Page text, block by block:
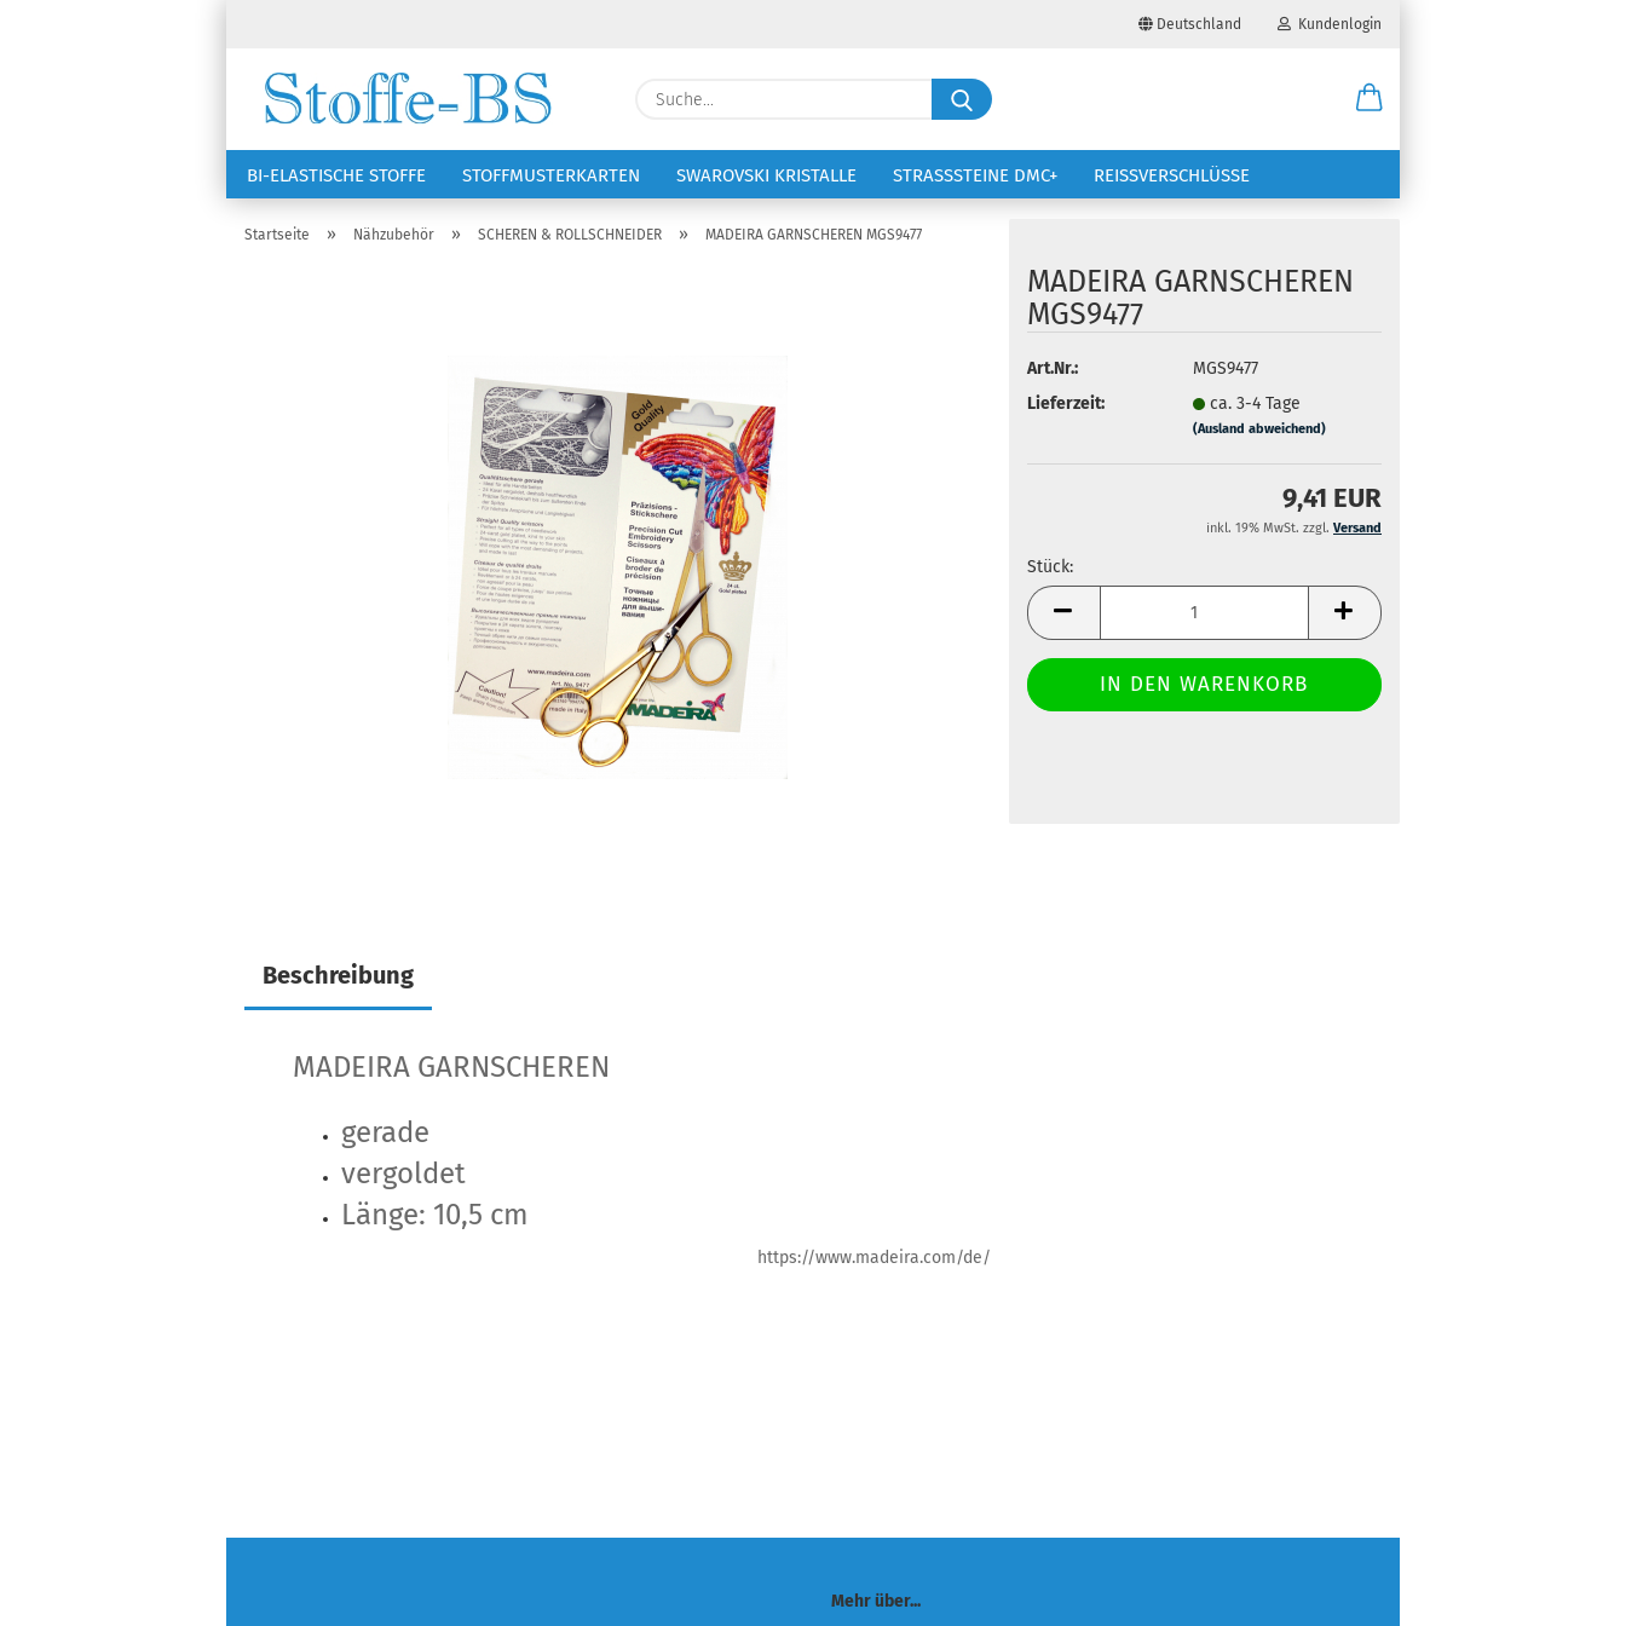
Deutschland
Lieferland
Kundenlogin
Konto erstellen
Passwort vergessen?
Suche...
BI-ELASTISCHE STOFFE STOFFMUSTERKARTEN SWAROVSKI KRISTALLE STRASSSTEINE DMC+ REISSVERSCHLÜSSE
NÄHZUBEHÖR RSG KAPPEN VOLTIGIERANZÜGE STICKEREI
Startseite » Nähzubehör » SCHEREN & ROLLSCHNEIDER » MADEIRA GARNSCHEREN MGS9477
MADEIRA GARNSCHEREN
MGS9477
Art.Nr.:
MGS9477
Lieferzeit:
ca. 3-4 Tage
(Ausland abweichend)
9,41 EUR
inkl. 19% MwSt. zzgl. Versand
Stück:
Stück
Beschreibung
MADEIRA GARNSCHEREN
gerade
vergoldet
Länge: 10,5 cm
https://www.madeira.com/de/
Mehr über...